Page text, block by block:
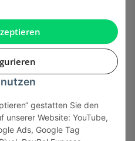
gestatten Sie den
unserer Website: YouTube,
Ads, Google Tag